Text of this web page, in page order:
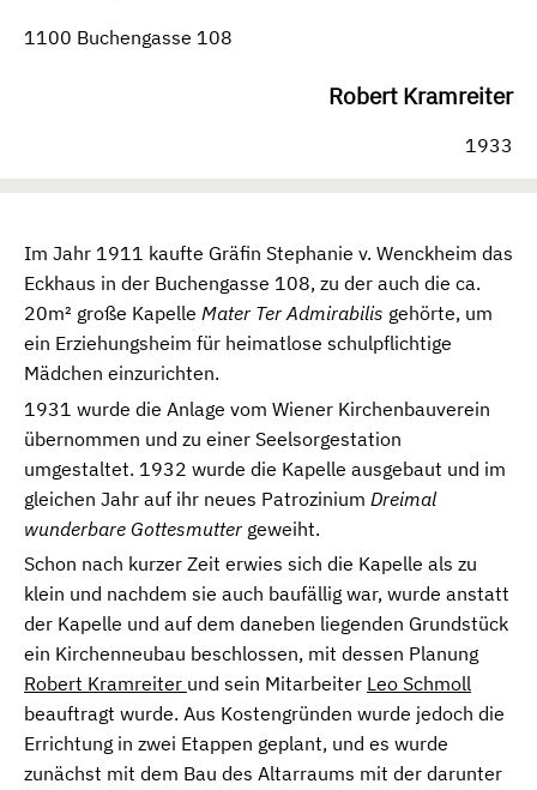
1100 Buchengasse 108
Robert Kramreiter
1933
Im Jahr 1911 kaufte Gräfin Stephanie v. Wenckheim das
Eckhaus in der Buchengasse 108, zu der auch die ca.
20m² große Kapelle Mater Ter Admirabilis gehörte, um
ein Erziehungsheim für heimatlose schulpflichtige
Mädchen einzurichten.
1931 wurde die Anlage vom Wiener Kirchenbauverein
übernommen und zu einer Seelsorgestation
umgestaltet. 1932 wurde die Kapelle ausgebaut und im
gleichen Jahr auf ihr neues Patrozinium Dreimal
wunderbare Gottesmutter geweiht.
Schon nach kurzer Zeit erwies sich die Kapelle als zu
klein und nachdem sie auch baufällig war, wurde anstatt
der Kapelle und auf dem daneben liegenden Grundstück
ein Kirchenneubau beschlossen, mit dessen Planung
Robert Kramreiter und sein Mitarbeiter Leo Schmoll
beauftragt wurde. Aus Kostengründen wurde jedoch die
Errichtung in zwei Etappen geplant, und es wurde
zunächst mit dem Bau des Altarraums mit der darunter